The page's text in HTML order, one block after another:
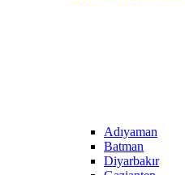
Adıyaman
Batman
Diyarbakır